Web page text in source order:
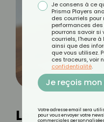
Les
Je consens à ce
Prisma Players
des courriels pour
performances
pourrons savoir si
courriels, l'heure
ainsi que des
que vous utilisez.
ces traceurs, voir
confidentialité.
Je reçois
Votre adresse email sera
pour vous envoyer votre
commerciales